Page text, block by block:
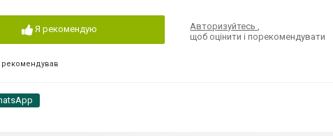
Я рекомендую
рекомендував
Авторизуйтесь,
щоб оцінити і порекомендувати